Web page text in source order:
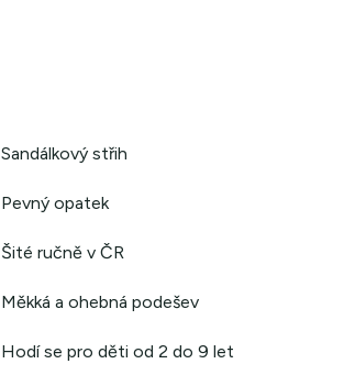
Sandálkový střih
Pevný opatek
Šité ručně v ČR
Měkká a ohebná podešev
Hodí se pro děti od 2 do 9 let